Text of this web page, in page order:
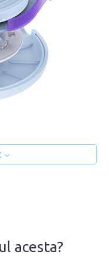
acesta?